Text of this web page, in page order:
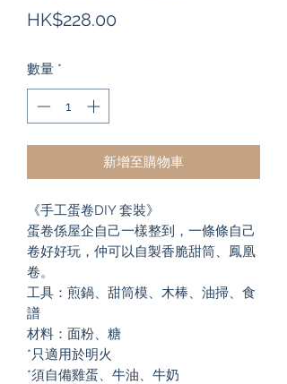
HK$228.00
數量 *
新增至購物車
《手工蛋卷DIY 套裝》
蛋卷係屋企自己一樣整到，一條條自己
卷好好玩，仲可以自製香脆甜筒、鳳凰
卷。
工具：煎鍋、甜筒模、木棒、油掃、食
譜
材料：面粉、糖
*只適用於明火
*須自備雞蛋、牛油、牛奶